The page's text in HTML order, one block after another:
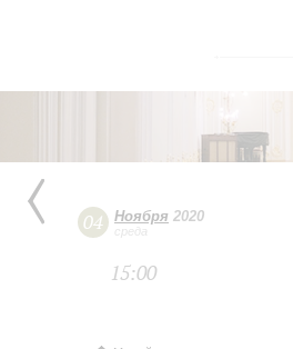
04 Ноября 2020
среда
15:00